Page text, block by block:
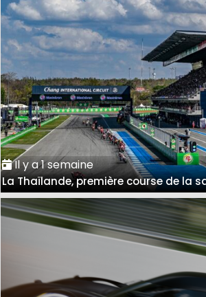
Il y a 1 semaine
La Thaïlande, première course de la